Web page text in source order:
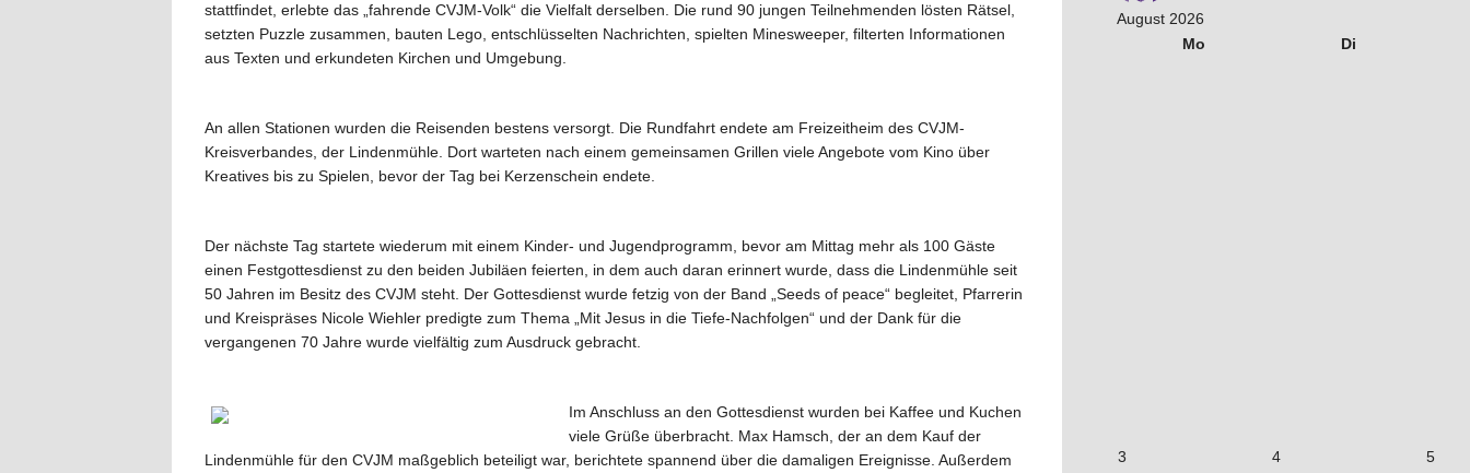
stattfindet, erlebte das „fahrende CVJM-Volk“ die Vielfalt derselben. Die rund 90 jungen Teilnehmenden lösten Rätsel,
setzten Puzzle zusammen, bauten Lego, entschlüsselten Nachrichten, spielten Minesweeper, filterten Informationen
aus Texten und erkundeten Kirchen und Umgebung.
An allen Stationen wurden die Reisenden bestens versorgt. Die Rundfahrt endete am Freizeitheim des CVJM-
Kreisverbandes, der Lindenmühle. Dort warteten nach einem gemeinsamen Grillen viele Angebote vom Kino über
Kreatives bis zu Spielen, bevor der Tag bei Kerzenschein endete.
Der nächste Tag startete wiederum mit einem Kinder- und Jugendprogramm, bevor am Mittag mehr als 100 Gäste
einen Festgottesdienst zu den beiden Jubiläen feierten, in dem auch daran erinnert wurde, dass die Lindenmühle seit
50 Jahren im Besitz des CVJM steht. Der Gottesdienst wurde fetzig von der Band „Seeds of peace“ begleitet, Pfarrerin
und Kreispräses Nicole Wiehler predigte zum Thema „Mit Jesus in die Tiefe-Nachfolgen“ und der Dank für die
vergangenen 70 Jahre wurde vielfältig zum Ausdruck gebracht.
Im Anschluss an den Gottesdienst wurden bei Kaffee und Kuchen
viele Grüße überbracht. Max Hamsch, der an dem Kauf der
Lindenmühle für den CVJM maßgeblich beteiligt war, berichtete spannend über die damaligen Ereignisse. Außerdem
August 2026
Mo
Di
3 4 5